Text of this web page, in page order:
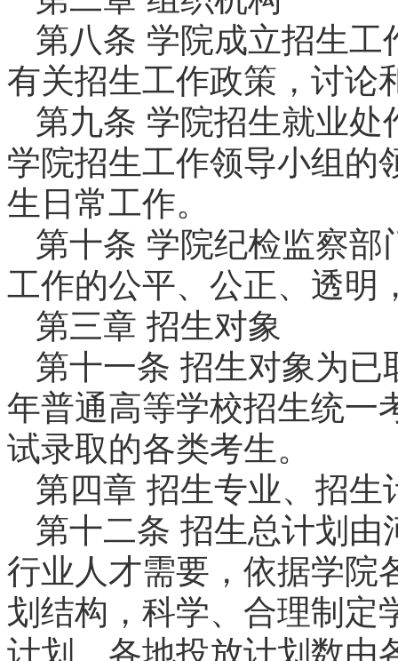
第八条 学院成立招生
有关招生工作政策，讨论
第九条 学院招生就业
学院招生工作领导小组的
生日常工作。
第十条 学院纪检监察
工作的公平、公正、透明
第三章 招生对象
第十一条 招生对象为
年普通高等学校招生统一
试录取的各类考生。
第四章 招生专业、招生
第十二条 招生总计划
行业人才需要，依据学院
划结构，科学、合理制定
计划。各地投放计划数由